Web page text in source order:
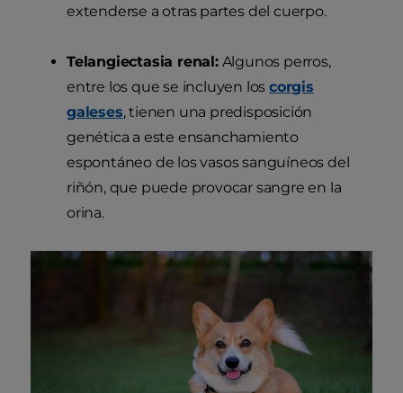
extenderse a otras partes del cuerpo.
Telangiectasia renal:Algunos perros,
entre los que se incluyen loscorgis
galeses, tienen una predisposición
genética a este ensanchamiento
espontáneo de los vasos sanguíneos del
riñón, que puede provocar sangre en la
orina.